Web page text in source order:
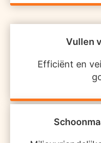
Vullen
Efficiënt en